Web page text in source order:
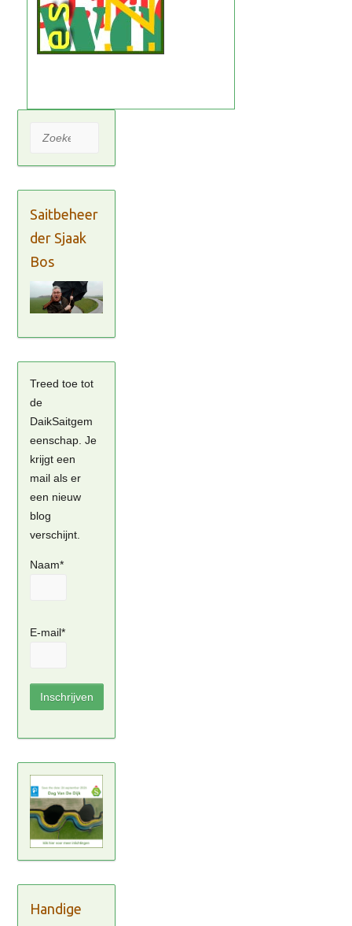
Zoeken
Saitbeheer
der Sjaak
Bos
Treed toe tot
de
DaikSaitgem
eenschap. Je
krijgt een
mail als er
een nieuw
blog
verschijnt.
Naam*
E-mail*
Handige